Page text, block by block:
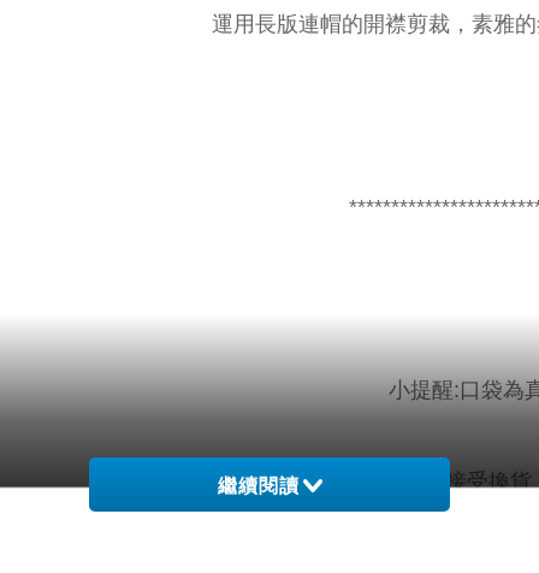
運用長版連帽的開襟剪裁，素雅
小提醒:口袋為
針、鉤織衣，內搭貼身衣物恕不接受換
繼續閱讀